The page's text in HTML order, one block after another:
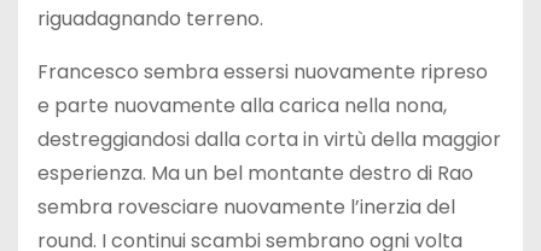
riguadagnando terreno.
Francesco sembra essersi nuovamente ripreso
e parte nuovamente alla carica nella nona,
destreggiandosi dalla corta in virtù della maggior
esperienza. Ma un bel montante destro di Rao
sembra rovesciare nuovamente l’inerzia del
round. I continui scambi sembrano ogni volta